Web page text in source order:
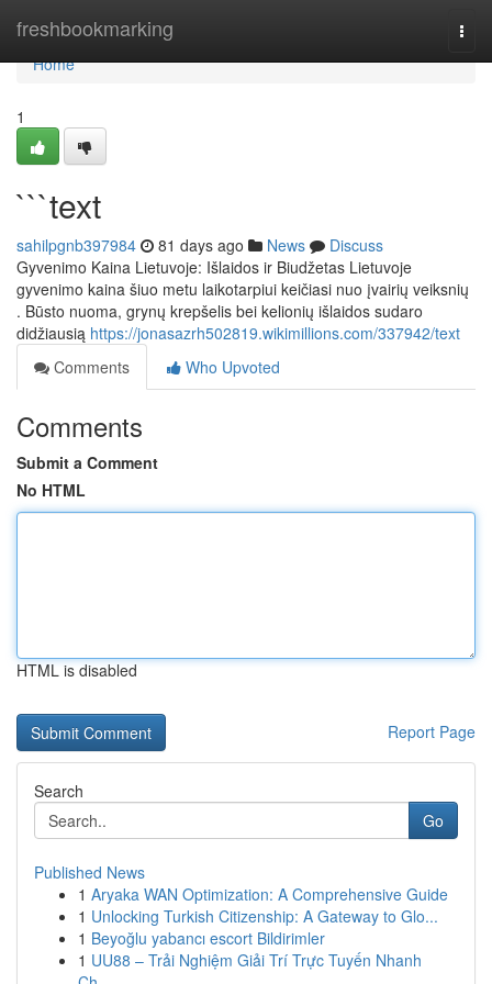
freshbookmarking
Home
Home
1
```text
sahilpgnb397984 81 days ago News
Discuss
Gyvenimo Kaina Lietuvoje: Išlaidos ir Biudžetas Lietuvoje
gyvenimo kaina šiuo metu laikotarpiui keičiasi nuo įvairių veiksnių
. Būsto nuoma, grynų krepšelis bei kelionių išlaidos sudaro
didžiausią https://jonasazrh502819.wikimillions.com/337942/text
Comments
Who Upvoted
Comments
Submit a Comment
No HTML
HTML is disabled
Report Page
Search
Go
Published News
1 Aryaka WAN Optimization: A Comprehensive Guide
1 Unlocking Turkish Citizenship: A Gateway to Glo...
1 Beyoğlu yabancı escort Bildirimler
1 UU88 – Trải Nghiệm Giải Trí Trực Tuyến Nhanh